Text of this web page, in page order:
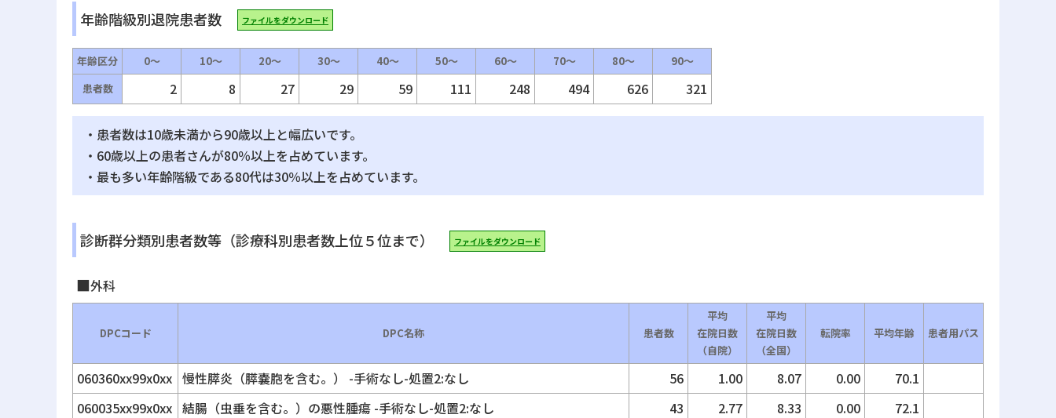
年齢階級別退院患者数 ファイルをダウンロード
年齢区分 0～ 10～ 20～ 30～ 40～ 50～ 60～ 70～ 80～
90～
患者数
2 8 27 29 59 111 248 494 626 321
・患者数は10歳未満から90歳以上と幅広いです。
・60歳以上の患者さんが80％以上を占めています。
・最も多い年齢階級である80代は30％以上を占めています。
診断群分類別患者数等（診療科別患者数上位５位まで） ファイルをダウンロード
外科
DPCコード DPC名称 患者数
平均
在院日数
（自院）
平均
在院日数
（全国）
転院率 平均年齢 患者用パス
060360xx99x0xx 慢性膵炎（膵嚢胞を含む。） -手術なし-処置2:なし 56 1.00 8.07 0.00
70.1
060035xx99x0xx 結腸（虫垂を含む。）の悪性腫瘍 -手術なし-処置2:なし 43 2.77 8.33 0.00 72.1